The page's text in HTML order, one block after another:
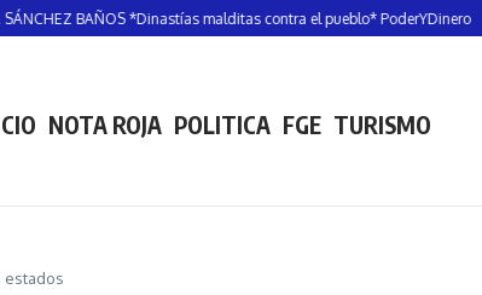
*Dinastías malditas contra el pueblo* PoderYDinero RAMÓN
NOTA ROJA POLITICA FGE TURISMO
estados